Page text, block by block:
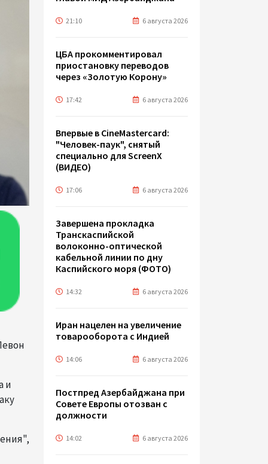
и
21:10 6 августа 2026
ЦБА прокомментировал
приостановку переводов
через «Золотую Корону»
17:42 6 августа 2026
Впервые в CineMastercard:
"Человек-паук", снятый
специально для ScreenX
(ВИДЕО)
17:06 6 августа 2026
Завершена прокладка
Транскаспийской
волоконно-оптической
кабельной линии по дну
Каспийского моря (ФОТО)
14:32 6 августа 2026
Иран нацелен на увеличение
товарооборота с Индией
14:06 6 августа 2026
Постпред Азербайджана при
Совете Европы отозван с
должности
14:02 6 августа 2026